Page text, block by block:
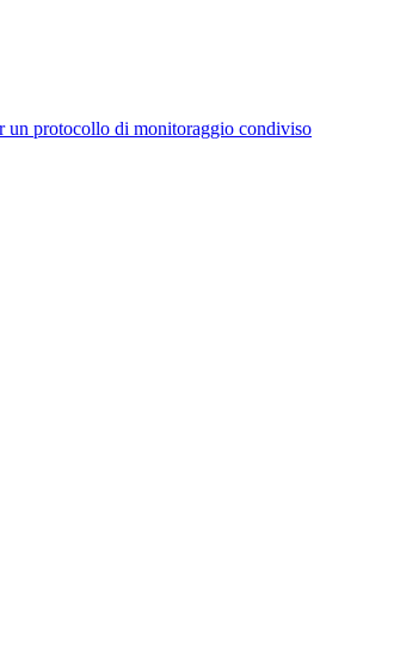
un protocollo di monitoraggio condiviso